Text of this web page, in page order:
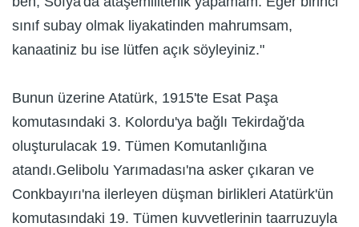
sınıf subay olmak liyakatinden mahrumsam,
kanaatiniz bu ise lütfen açık söyleyiniz."
Bunun üzerine Atatürk, 1915'te Esat Paşa
komutasındaki 3. Kolordu'ya bağlı Tekirdağ'da
oluşturulacak 19. Tümen Komutanlığına
atandı.Gelibolu Yarımadası'na asker çıkaran ve
Conkbayırı'na ilerleyen düşman birlikleri Atatürk'ün
komutasındaki 19. Tümen kuvvetlerinin taarruzuyla